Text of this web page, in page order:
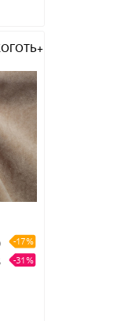
-17%
-31%